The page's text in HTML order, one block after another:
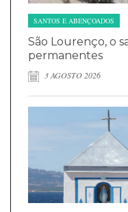
SANTOS E ABENÇOADOS
São Lourenço, o
permanentes
3 AGOSTO 2026